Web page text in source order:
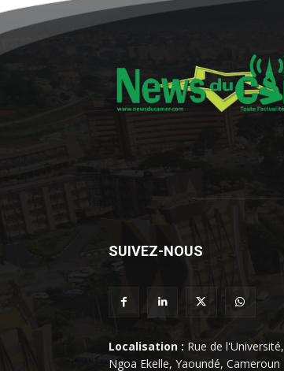
SUIVEZ-NOUS
Localisation : Rue de l'Université,
Ngoa Ekelle, Yaoundé, Cameroun